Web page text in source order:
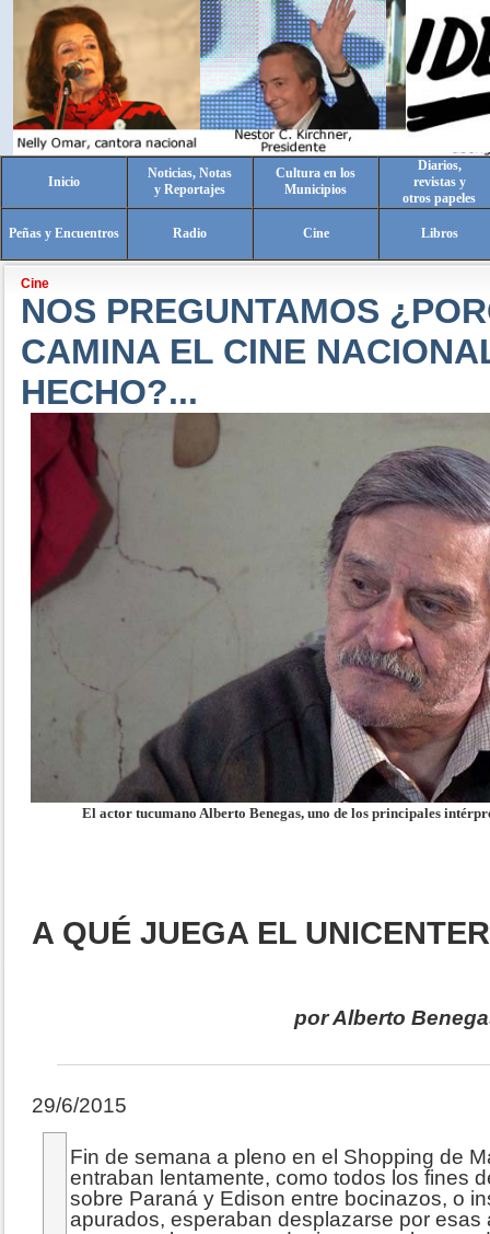
Inicio
Noticias, Notas
y Reportajes
Cultura en los
Municipios
Diarios,
revistas y
otros papeles
Peñas y Encuentros Radio Cine Libros
Cine
NOS PREGUNTAMOS
CAMINA EL CINE
HECHO?...
El actor tucumano Alberto Benegas, uno de los principales
A QUÉ JUEGA EL
por Alberto
29/6/2015
Fin de semana a pleno en el Shopping de
entraban lentamente, como todos los fines
sobre Paraná y Edison entre bocinazos, o
apurados, esperaban desplazarse por esas